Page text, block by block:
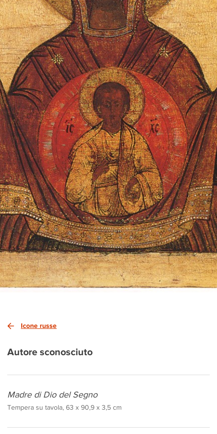
Icone russe
Autore sconosciuto
Madre di Dio del Segno
Tempera su tavola, 63 x 90,9 x 3,5 cm